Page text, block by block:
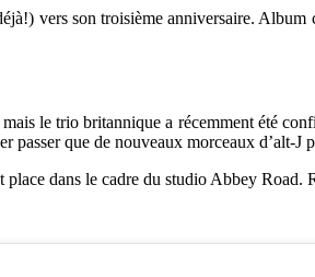
vers son troisième anniversaire.
mais le trio britannique a récemment été
passer que de nouveaux morceaux
place dans le cadre du studio Abbey